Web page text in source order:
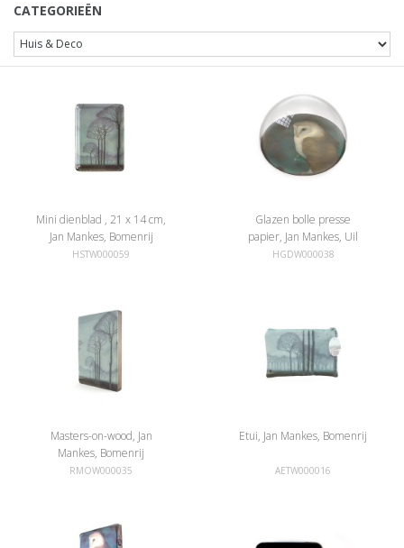
CATEGORIEËN
Mini dienblad , 21 x 14 cm,
Jan Mankes, Bomenrij
HSTW000059
Glazen bolle presse
papier, Jan Mankes, Uil
HGDW000038
Masters-on-wood, Jan
Mankes, Bomenrij
RMOW000035
Etui, Jan Mankes, Bomenrij
AETW000016